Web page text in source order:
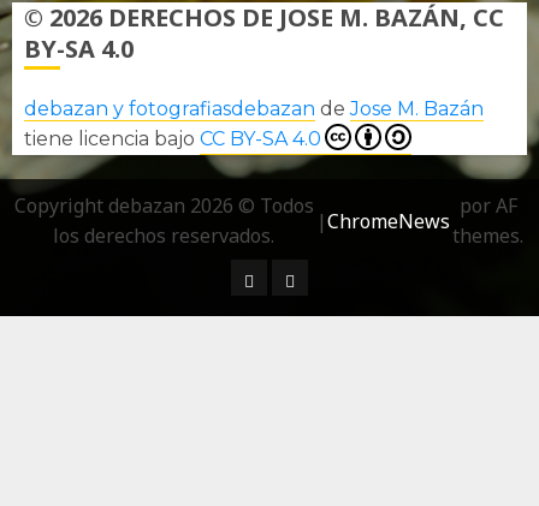
© 2026 DERECHOS DE JOSE M. BAZÁN, CC
BY-SA 4.0
debazan y fotografiasdebazan deJose M. Bazán
tiene licencia bajo CC BY-SA 4.0
Copyright debazan 2026 © Todos
los derechos reservados.
|ChromeNews
por AF
themes.
¿ Quién soy…?
Más información sobre las